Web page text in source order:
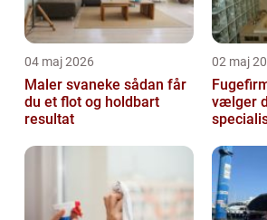
04 maj 2026
Maler svaneke sådan får
du et flot og holdbart
resultat
02 maj
Fugefirma
vælger